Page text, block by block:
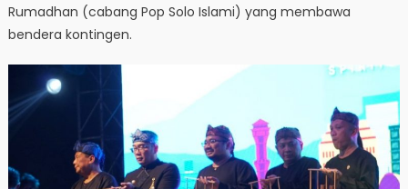
Rumadhan (cabang Pop Solo Islami) yang membawa
bendera kontingen.